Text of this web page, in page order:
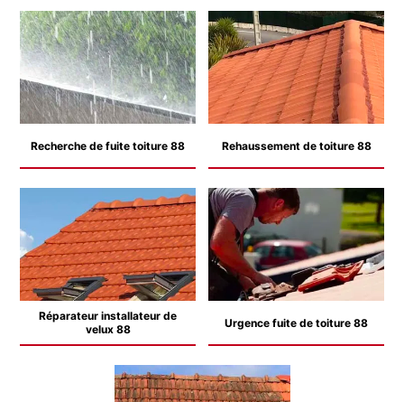
Recherche de fuite toiture 88 Rehaussement de toiture 88
Réparateur installateur de
velux 88
Urgence fuite de toiture 88